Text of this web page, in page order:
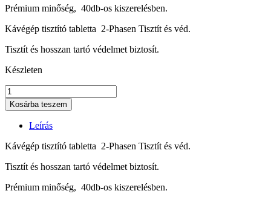
Prémium minőség, 40db-os kiszerelésben.
Kávégép tisztító tabletta 2-Phasen Tisztít és véd.
Tisztít és hosszan tartó védelmet biztosít.
Készleten
40db
Kávégép
tisztító
tabletta
Phasen
és
mennyiség
Kosárba teszem
Leírás
Kávégép tisztító tabletta 2-Phasen Tisztít és véd.
Tisztít és hosszan tartó védelmet biztosít.
Prémium minőség, 40db-os kiszerelésben.